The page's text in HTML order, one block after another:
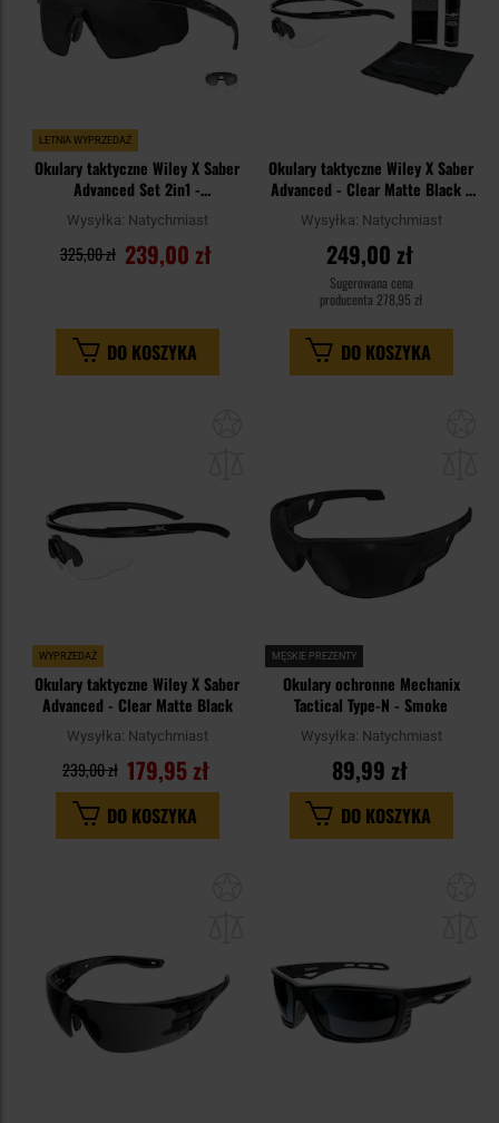
LETNIA WYPRZEDAŻ
Okulary taktyczne Wiley X Saber
Advanced Set 2in1 -
Grey/Clear/Matte Black
Wysyłka: Natychmiast
239,00 zł
325,00 zł
DO KOSZYKA
Okulary taktyczne Wiley X Saber
Advanced - Clear Matte Black +
Anti-Fog Cleaner Kit - zestaw
Wysyłka: Natychmiast
249,00 zł
Sugerowana cena
producenta 278,95 zł
DO KOSZYKA
WYPRZEDAŻ
Okulary taktyczne Wiley X Saber
Advanced - Clear Matte Black
Wysyłka: Natychmiast
179,95 zł
239,00 zł
DO KOSZYKA
MĘSKIE PREZENTY
Okulary ochronne Mechanix
Tactical Type-N - Smoke
Wysyłka: Natychmiast
89,99 zł
DO KOSZYKA